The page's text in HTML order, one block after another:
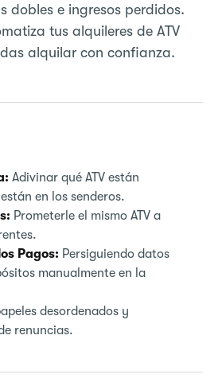
dobles e ingresos perdidos.
tus alquileres de ATV
alquilar con confianza.
Adivinar qué ATV están
en los senderos.
Prometerle el mismo ATV a
Pagos: Persiguiendo datos
manualmente en la
desordenados y
renuncias.